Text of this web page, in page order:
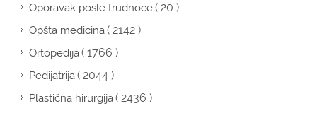
Oporavak posle trudnoće( 20 )
Opšta medicina( 2142 )
Ortopedija( 1766 )
Pedijatrija( 2044 )
Plastična hirurgija( 2436 )